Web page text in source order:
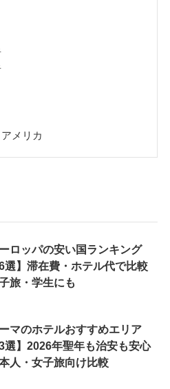
メリカ
ロッパの安い国ランキング
6選】滞在費・ホテル代で比較
旅・学生にも
マのホテルおすすめエリア
3選】2026年聖年も治安も安心
人・女子旅向け比較